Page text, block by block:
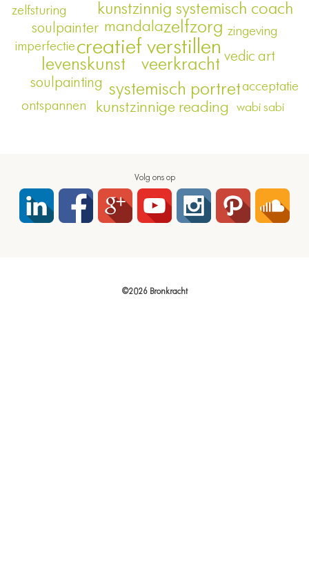
creatief verstillen
veerkracht
zelfzorg
systemisch portret
levenskunst
kunstzinnig systemisch coach
kunstzinnige reading
mandala
soulpainter
soulpainting
vedic art
zingeving
zelfsturing
acceptatie
imperfectie
ontspannen wabi sabi
Volg ons op
©2026 Bronkracht